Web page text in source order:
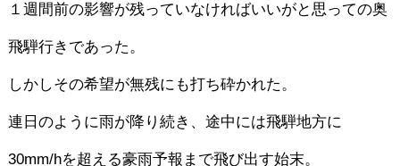
１週間前の影響が残っていなければいいがと思っての奥
飛騨行きであった。
しかしその希望が無残にも打ち砕かれた。
連日のように雨が降り続き、途中には飛騨地方に
30mm/hを超える豪雨予報まで飛び出す始末。